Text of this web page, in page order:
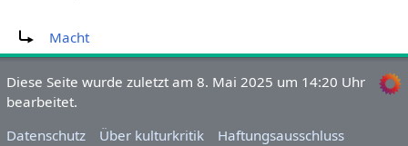
Macht
Diese Seite wurde zuletzt am 8. Mai 2025 um 14:20 Uhr
bearbeitet.
Datenschutz
Über kulturkritik Haftungsausschluss